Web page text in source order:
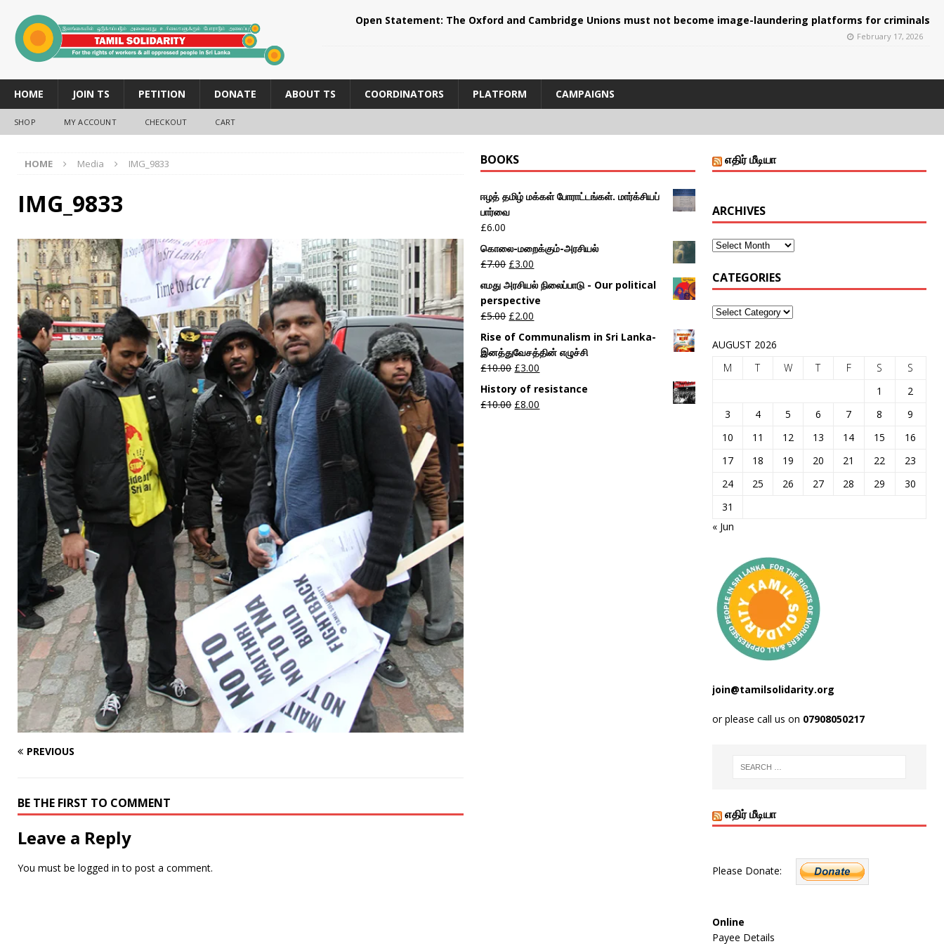
Open Statement: The Oxford and Cambridge Unions must not become image-laundering platforms for criminals
February 17, 2026
HOME JOIN TS PETITION DONATE ABOUT TS COORDINATORS PLATFORM CAMPAIGNS
SHOP MY ACCOUNT CHECKOUT CART
HOME Media IMG_9833
IMG_9833
PREVIOUS
BE THE FIRST TO COMMENT
Leave a Reply
You must be logged in to post a comment.
BOOKS
ஈழத் தமிழ் மக்கள் போராட்டங்கள். மார்க்சியப்
பார்வை
£6.00
கொலை-மறைக்கும்-அரசியல்
£7.00 £3.00
எமது அரசியல் நிலைப்பாடு - Our political
perspective
£5.00 £2.00
Rise of Communalism in Sri Lanka-
இனத்துவேசத்தின் எழுச்சி
£10.00 £3.00
History of resistance
£10.00 £8.00
எதிர் மீடியா
ARCHIVES
CATEGORIES
AUGUST 2026
M
T W T F S
S
1
2
3
4 5 6 7 8
9
10
11 12 13 14 15
16
17
18 19 20 21 22
23
24
25 26 27 28 29
30
31
« Jun
join@tamilsolidarity.org
or please call us on 07908050217
எதிர் மீடியா
Please Donate:
Online
Payee Details